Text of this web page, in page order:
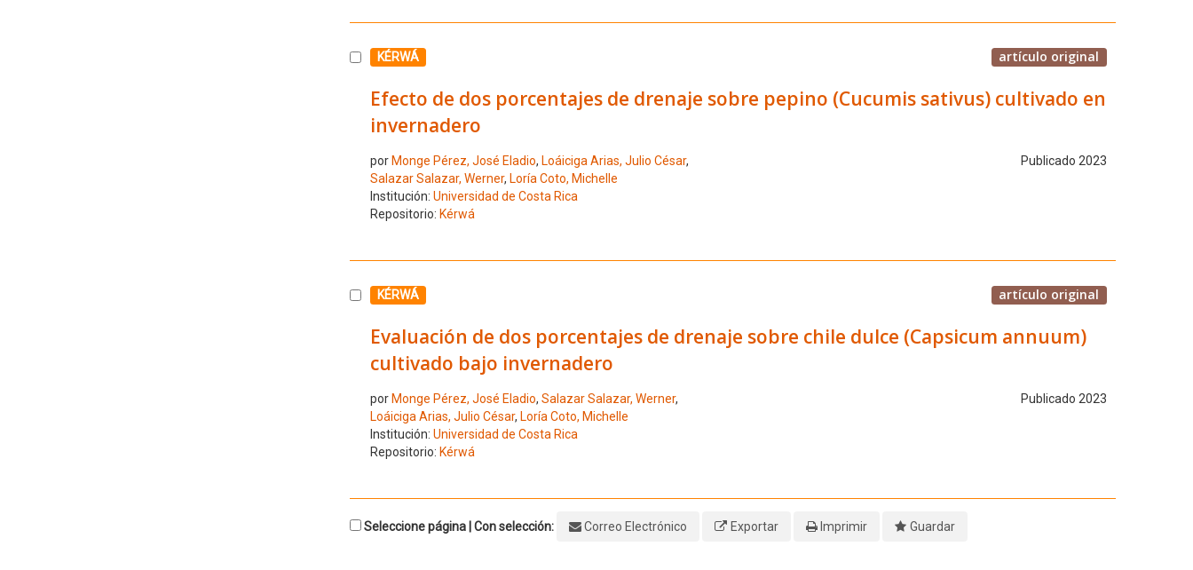
Seleccione el número de resultado 5
KÉRWÁ artículo original
Efecto de dos porcentajes de drenaje sobre pepino (Cucumis sativus) cultivado en
invernadero
por Monge Pérez, José Eladio, Loáiciga Arias, Julio César,
Salazar Salazar, Werner, Loría Coto, Michelle
Publicado 2023
Institución: Universidad de Costa Rica
Repositorio: Kérwá
Seleccione el número de resultado 6
KÉRWÁ artículo original
Evaluación de dos porcentajes de drenaje sobre chile dulce (Capsicum annuum)
cultivado bajo invernadero
por Monge Pérez, José Eladio, Salazar Salazar, Werner,
Loáiciga Arias, Julio César, Loría Coto, Michelle
Publicado 2023
Institución: Universidad de Costa Rica
Repositorio: Kérwá
Seleccione página | Con selección: Correo Electrónico Exportar Imprimir Guardar